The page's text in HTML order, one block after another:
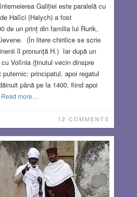
Galiției este paralelă cu
Halîci (Halych) a fost
de un prinț din familia lui Rurik,
(În litere chirilice se scrie
îl pronunță H.) Iar după un
Volînia (ținutul vecin dinspre
principatul, apoi regatul
până pe la 1400, fiind apoi
Read more…
12 COMMENTS